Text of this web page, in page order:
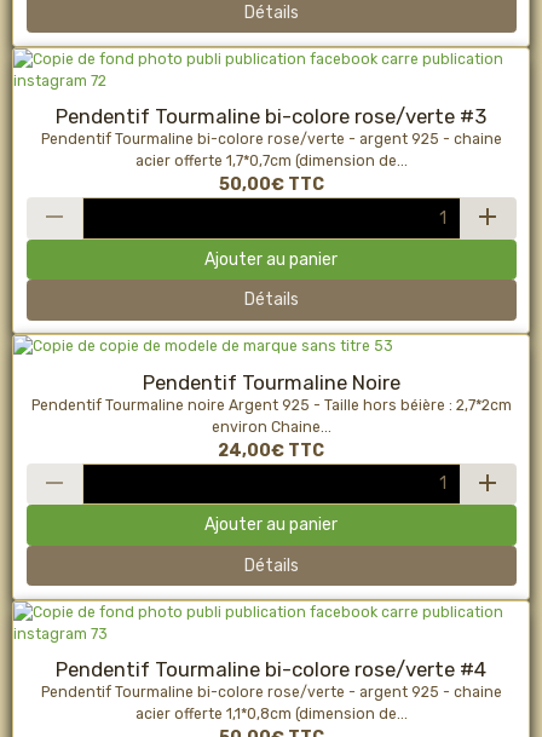
Détails
Pendentif Tourmaline bi-colore rose/verte #3
Pendentif Tourmaline bi-colore rose/verte - argent 925 - chaine
acier offerte 1,7*0,7cm (dimension de...
50,00€ TTC
Ajouter au panier
Détails
Pendentif Tourmaline Noire
Pendentif Tourmaline noire Argent 925 - Taille hors béière : 2,7*2cm
environ Chaine...
24,00€ TTC
Ajouter au panier
Détails
Pendentif Tourmaline bi-colore rose/verte #4
Pendentif Tourmaline bi-colore rose/verte - argent 925 - chaine
acier offerte 1,1*0,8cm (dimension de...